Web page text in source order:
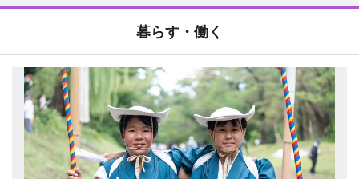
暮らす・働く